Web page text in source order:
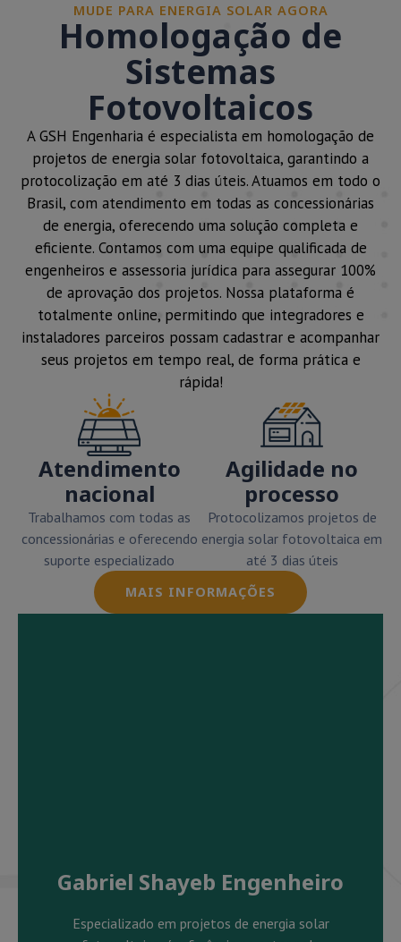
MUDE PARA ENERGIA SOLAR AGORA
Homologação de
Sistemas
Fotovoltaicos
A GSH Engenharia é especialista em homologação de
projetos de energia solar fotovoltaica, garantindo a
protocolização em até 3 dias úteis. Atuamos em todo o
Brasil, com atendimento em todas as concessionárias
de energia, oferecendo uma solução completa e
eficiente. Contamos com uma equipe qualificada de
engenheiros e assessoria jurídica para assegurar 100%
de aprovação dos projetos. Nossa plataforma é
totalmente online, permitindo que integradores e
instaladores parceiros possam cadastrar e acompanhar
seus projetos em tempo real, de forma prática e
rápida!
Atendimento
nacional
Trabalhamos com todas as
concessionárias e oferecendo
suporte especializado
Agilidade no
processo
Protocolizamos projetos de
energia solar fotovoltaica em
até 3 dias úteis
MAIS INFORMAÇÕES
Gabriel Shayeb Engenheiro
Especializado em projetos de energia solar